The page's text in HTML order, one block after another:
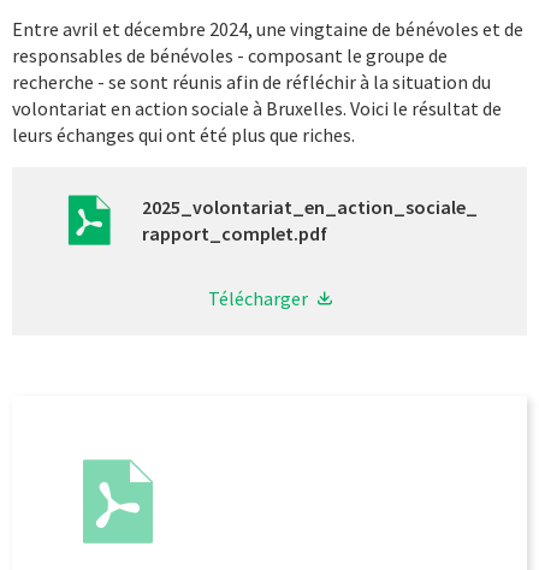
Entre avril et décembre 2024, une vingtaine de bénévoles et de
responsables de bénévoles - composant le groupe de
recherche - se sont réunis afin de réfléchir à la situation du
volontariat en action sociale à Bruxelles. Voici le résultat de
leurs échanges qui ont été plus que riches.
2025_volontariat_en_action_sociale_
rapport_complet.pdf
Télécharger